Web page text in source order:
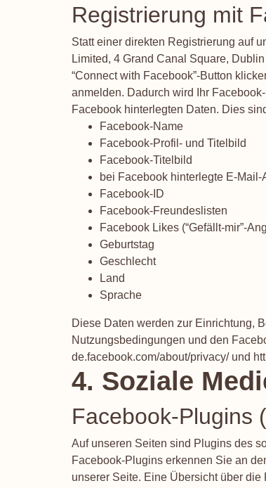
Registrierung mit
Statt einer direkten Registrierung auf
Limited, 4 Grand Canal Square,
“Connect with Facebook”-Button
anmelden. Dadurch wird Ihr
Facebook hinterlegten Daten. Dies
Facebook-Name
Facebook-Profil- und Titelbild
Facebook-Titelbild
bei Facebook hinterlegte E-Mail-
Facebook-ID
Facebook-Freundeslisten
Facebook Likes (“Gefällt-mir”-
Geburtstag
Geschlecht
Land
Sprache
Diese Daten werden zur Einrichtung,
Nutzungsbedingungen und den
de.facebook.com/about/privacy/und
4. Soziale
Facebook-Plugins
Auf unseren Seiten sind Plugins des
Facebook-Plugins erkennen Sie an
unserer Seite. Eine Übersicht über